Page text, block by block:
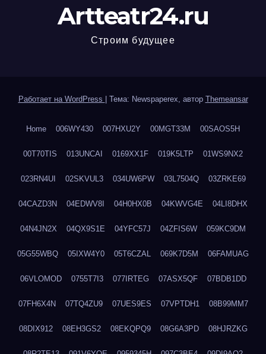
Artteatr24.ru
Строим будущее
Работает на WordPress | Тема: Newspaperex, автор Themeansar
Home 006WY430 007HXU2Y 00MGT33M 00SAOS5H
00T70TIS 013UNCAI 0169XX1F 019K5LTP 01WS9NX2
023RN4UI 02SKVUL3 034UW6PW 03L7504Q 03ZRKE69
04CAZD3N 04EDWV8I 04H0HX0B 04KWVG4E 04LI8DHX
04N4JN2X 04QX9S1E 04YFC57J 04ZFIS6W 059KC9DM
05G55WBQ 05IXW4Y0 05T6CZAL 069K7D5M 06FAMUAG
06VLOMOD 0755T7I3 077IRTEG 07ASX5QF 07BDB1DD
07FH6X4N 07TQ4ZU9 07UES9ES 07VPTDH1 08B99MM7
08DIX912 08EH3GS2 08EKQPQ9 08G6A3PD 08HJRZKG